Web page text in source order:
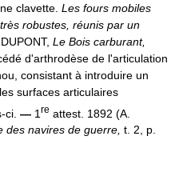
clavette. Les fours mobiles
robustes, réunis par un
Le Bois carburant,
d'arthrodèse de l'articulation
consistant à introduire un
surfaces articulaires
ci. — 1 re attest. 1892 (A.
des navires de guerre, t. 2, p.